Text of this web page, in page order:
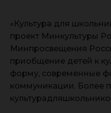
«Культура для
проект Минкультуры
Минпросвещения
приобщение детей к
форму, современные
коммуникации. Более